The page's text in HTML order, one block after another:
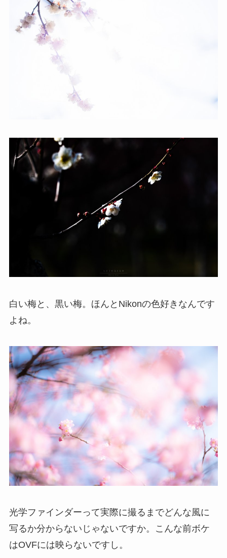
白い梅と、黒い梅。ほんとNikonの色好きなんです
よね。
光学ファインダーって実際に撮るまでどんな風に
写るか分からないじゃないですか。こんな前ボケ
はOVFには映らないですし。